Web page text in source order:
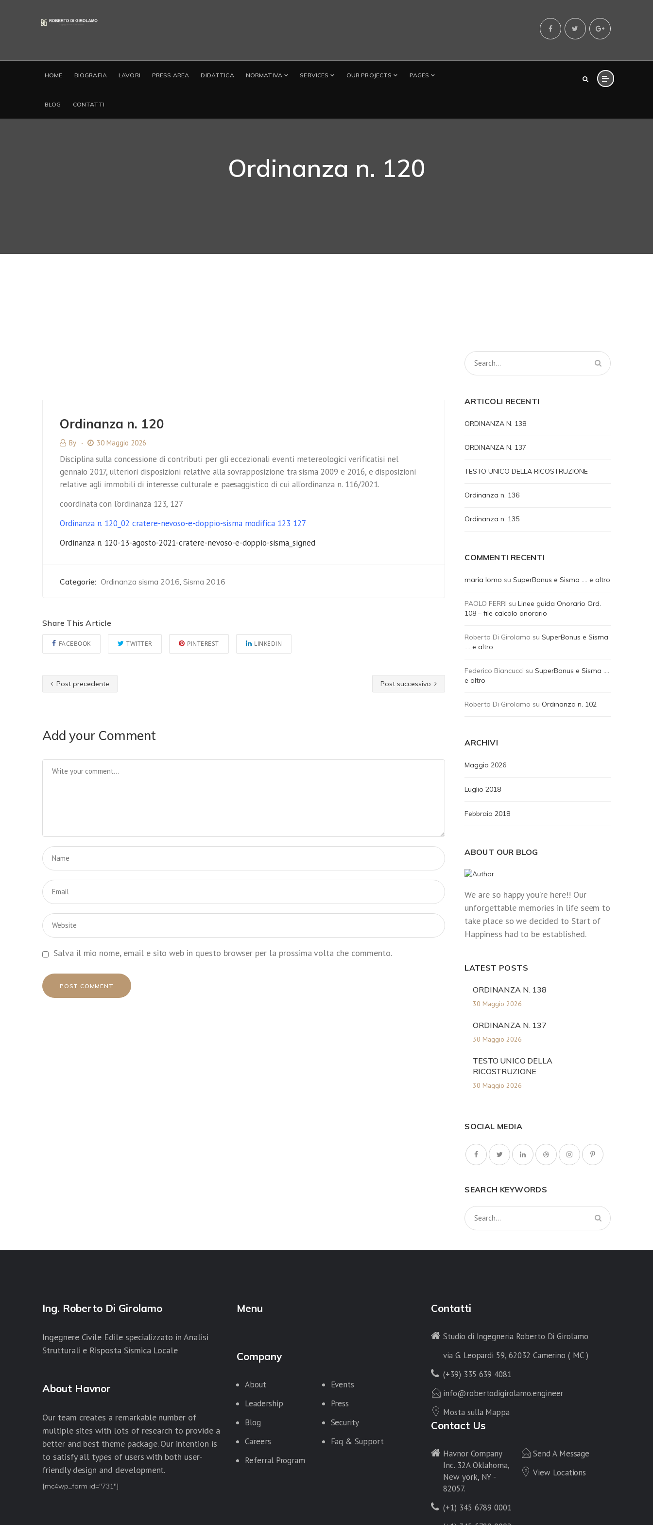
HOME BIOGRAFIA LAVORI PRESS AREA DIDATTICA NORMATIVA SERVICES OUR PROJECTS PAGES
BLOG CONTATTI
Ordinanza n. 120
Ordinanza n. 120
By 30 Maggio 2026
Disciplina sulla concessione di contributi per gli eccezionali eventi metereologici verificatisi nel
gennaio 2017, ulteriori disposizioni relative alla sovrapposizione tra sisma 2009 e 2016, e disposizioni
relative agli immobili di interesse culturale e paesaggistico di cui all’ordinanza n. 116/2021.
coordinata con l’ordinanza 123, 127
Ordinanza n. 120_02 cratere-nevoso-e-doppio-sisma modifica 123 127
Ordinanza n. 120-13-agosto-2021-cratere-nevoso-e-doppio-sisma_signed
Categorie: Ordinanza sisma 2016, Sisma 2016
Share This Article
FACEBOOK TWITTER PINTEREST LINKEDIN
Post precedente Post successivo
Add your Comment
Salva il mio nome, email e sito web in questo browser per la prossima volta che commento.
ARTICOLI RECENTI
ORDINANZA N. 138
ORDINANZA N. 137
TESTO UNICO DELLA RICOSTRUZIONE
Ordinanza n. 136
Ordinanza n. 135
COMMENTI RECENTI
maria lomo suSuperBonus e Sisma …. e altro
PAOLO FERRI suLinee guida Onorario Ord.
108 – file calcolo onorario
Roberto Di Girolamo suSuperBonus e Sisma
…. e altro
Federico Biancucci suSuperBonus e Sisma ….
e altro
Roberto Di Girolamo su Ordinanza n. 102
ARCHIVI
Maggio 2026
Luglio 2018
Febbraio 2018
ABOUT OUR BLOG
We are so happy you’re here!! Our
unforgettable memories in life seem to
take place so we decided to Start of
Happiness had to be established.
LATEST POSTS
ORDINANZA N. 138
30 Maggio 2026
ORDINANZA N. 137
30 Maggio 2026
TESTO UNICO DELLA
RICOSTRUZIONE
30 Maggio 2026
SOCIAL MEDIA
SEARCH KEYWORDS
Ing. Roberto Di Girolamo
Ingegnere Civile Edile specializzato in Analisi
Strutturali e Risposta Sismica Locale
About Havnor
Our team creates a remarkable number of
multiple sites with lots of research to provide a
better and best theme package. Our intention is
to satisfy all types of users with both user-
friendly design and development.
[mc4wp_form id="731"]
Menu
Company
About
Events
Leadership
Press
Blog
Security
Careers
Faq & Support
Referral Program
Contatti
Studio di Ingegneria Roberto Di Girolamo
via G. Leopardi 59, 62032 Camerino ( MC )
(+39) 335 639 4081
info@robertodigirolamo.engineer
Mosta sulla Mappa
Contact Us
Havnor Company
Inc. 32A Oklahoma,
New york, NY -
82057.
(+1) 345 6789 0001
Send A Message
View Locations